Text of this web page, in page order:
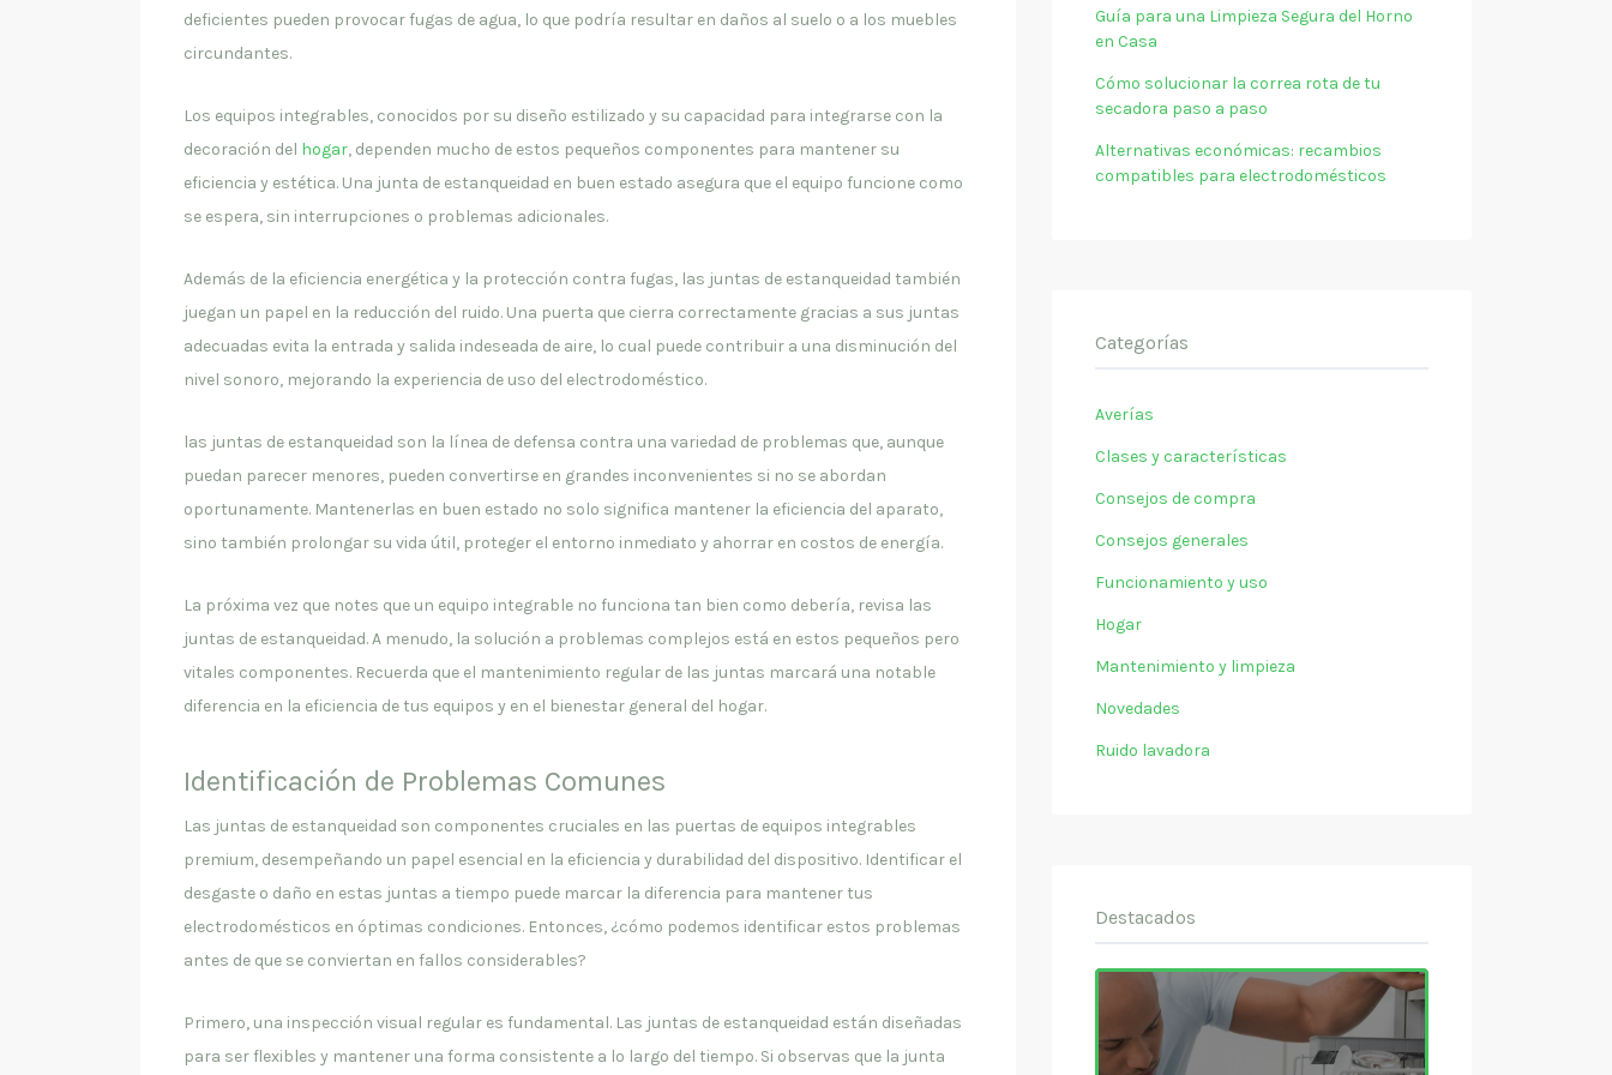
deficientes pueden provocar fugas de agua, lo que podría resultar en daños al suelo o a los muebles
circundantes.
Los equipos integrables, conocidos por su diseño estilizado y su capacidad para integrarse con la
decoración del hogar, dependen mucho de estos pequeños componentes para mantener su
eficiencia y estética. Una junta de estanqueidad en buen estado asegura que el equipo funcione como
se espera, sin interrupciones o problemas adicionales.
Además de la eficiencia energética y la protección contra fugas, las juntas de estanqueidad también
juegan un papel en la reducción del ruido. Una puerta que cierra correctamente gracias a sus juntas
adecuadas evita la entrada y salida indeseada de aire, lo cual puede contribuir a una disminución del
nivel sonoro, mejorando la experiencia de uso del electrodoméstico.
las juntas de estanqueidad son la línea de defensa contra una variedad de problemas que, aunque
puedan parecer menores, pueden convertirse en grandes inconvenientes si no se abordan
oportunamente. Mantenerlas en buen estado no solo significa mantener la eficiencia del aparato,
sino también prolongar su vida útil, proteger el entorno inmediato y ahorrar en costos de energía.
La próxima vez que notes que un equipo integrable no funciona tan bien como debería, revisa las
juntas de estanqueidad. A menudo, la solución a problemas complejos está en estos pequeños pero
vitales componentes. Recuerda que el mantenimiento regular de las juntas marcará una notable
diferencia en la eficiencia de tus equipos y en el bienestar general del hogar.
Identificación de Problemas Comunes
Las juntas de estanqueidad son componentes cruciales en las puertas de equipos integrables
premium, desempeñando un papel esencial en la eficiencia y durabilidad del dispositivo. Identificar el
desgaste o daño en estas juntas a tiempo puede marcar la diferencia para mantener tus
electrodomésticos en óptimas condiciones. Entonces, ¿cómo podemos identificar estos problemas
antes de que se conviertan en fallos considerables?
Primero, una inspección visual regular es fundamental. Las juntas de estanqueidad están diseñadas
para ser flexibles y mantener una forma consistente a lo largo del tiempo. Si observas que la junta
Guía para una Limpieza Segura del Horno
en Casa
Cómo solucionar la correa rota de tu
secadora paso a paso
Alternativas económicas: recambios
compatibles para electrodomésticos
Categorías
Averías
Clases y características
Consejos de compra
Consejos generales
Funcionamiento y uso
Hogar
Mantenimiento y limpieza
Novedades
Ruido lavadora
Destacados